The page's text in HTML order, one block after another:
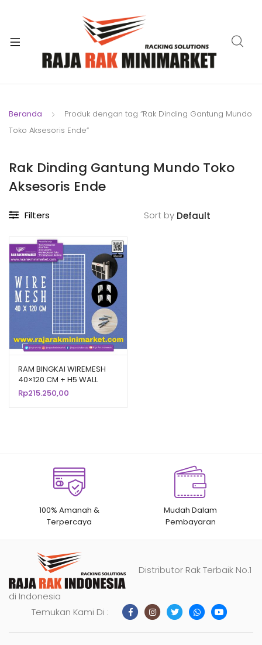
Beranda
Produk dengan tag “Rak Dinding Gantung Mundo
Toko Aksesoris Ende”
Rak Dinding Gantung Mundo Toko
Aksesoris Ende
Filters Sort by
RAM BINGKAI WIREMESH
40×120 CM + H5 WALL
PUTIH | Rak Dinding
Gantung Mundo Toko
Rp215.250,00
100% Amanah &
Terpercaya
Mudah Dalam
Pembayaran
Distributor Rak Terbaik No.1
di Indonesia
Temukan Kami Di :